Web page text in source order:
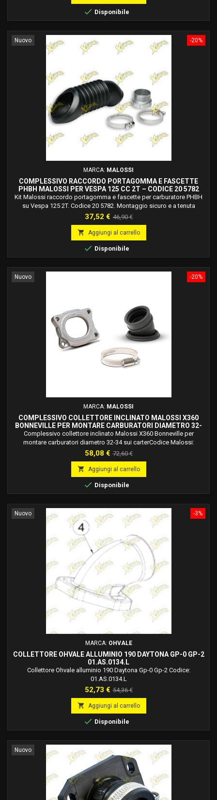
 Disponibile
-20%
Nuovo
MARCA: MALOSSI
COMPLESSIVO RACCORDO PORTAGOMMA E FASCETTE
PHBH MALOSSI PER VESPA 125 CC 2T – CODICE 20 5782
Kit Malossi raccordo portagomma e fascette per carburatore PHBH
su Vespa 125 2T. Codice 20 5782. Montaggio sicuro e a tenuta
garantita.
Prezzo
37,52 € Prezzo
base
46,90 €
 Aggiungi al carrello
 Disponibile
-20%
Nuovo
MARCA: MALOSSI
COMPLESSIVO COLLETTORE INCLINATO MALOSSI X360
BONNEVILLE PER MONTARE CARBURATORI DIAMETRO 32-
34 SUI CARTER 2019418
Complessivo collettore inclinato Malossi X360 Bonneville per
montare carburatori diametro 32-34 sui carterCodice Malossi:
2019418
Prezzo
58,08 € Prezzo
base
72,60 €
 Aggiungi al carrello
 Disponibile
-3%
Nuovo
MARCA: OHVALE
COLLETTORE OHVALE ALLUMINIO 190 DAYTONA GP-0 GP-2
01.AS.0134.L
Collettore Ohvale alluminio 190 Daytona Gp-0 Gp-2 Codice:
01.AS.0134.L
Prezzo
52,73 € Prezzo
base
54,36 €
 Aggiungi al carrello
 Disponibile
Nuovo